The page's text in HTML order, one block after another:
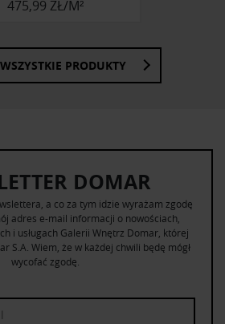
475,99 ZŁ/M²
PRODUKTY
DOMAR
a co za tym idzie wyrażam zgodę
adres e-mail informacji o nowościach,
i usługach Galerii Wnętrz Domar, której
S.A. Wiem, że w każdej chwili będę mógł
wycofać zgodę.